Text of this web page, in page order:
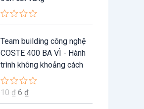
h
g
0
5
s
a
o
Đ
ợ
c
x
ế
h
ạ
n
g
Team building công nghệ
COSTE 400 BA VÌ - Hành
trình không khoảng cách
Đ
10₫
G
i
á
ố
c
6 ₫
G
i
á
i
ệ